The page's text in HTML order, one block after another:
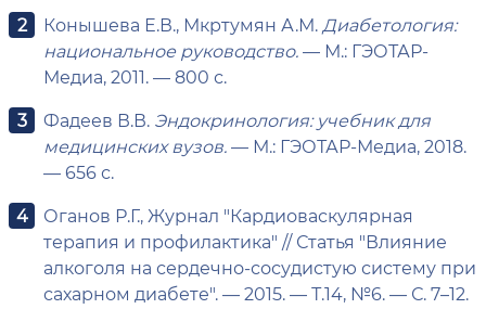
Конышева Е.В., Мкртумян А.М.Диабетология:
национальное руководство.— М.: ГЭОТАР-
Медиа, 2011. — 800 с.
Фадеев В.В. Эндокринология: учебник для
медицинских вузов.— М.: ГЭОТАР-Медиа, 2018.
— 656 с.
Оганов Р.Г., Журнал "Кардиоваскулярная
терапия и профилактика" // Статья "Влияние
алкоголя на сердечно-сосудистую систему при
сахарном диабете". — 2015. — Т.14, №6. — С. 7–12.